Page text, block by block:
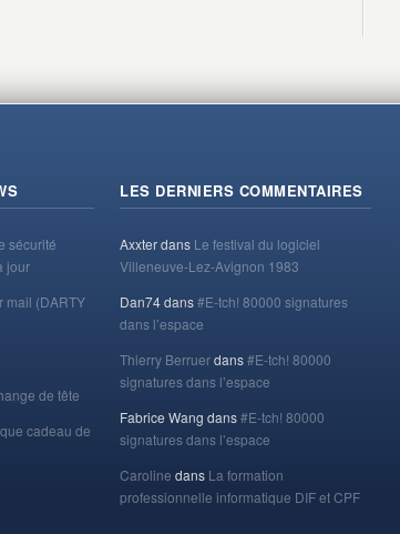
sécurité
jour
mail (DARTY
de tête
cadeau de
LES DERNIERS COMMENTAIRES
Axxterdans Le festival du logiciel
Villeneuve-Lez-Avignon 1983
Dan74dans#E-tch! 80000 signatures
dans l’espace
Thierry Berruerdans#E-tch! 80000
signatures dans l’espace
Fabrice Wang dans#E-tch! 80000
signatures dans l’espace
Caroline dans La formation
professionnelle informatique DIF et CPF